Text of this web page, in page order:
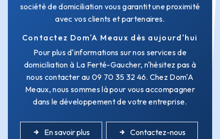
société de domiciliation vous garantit une proximité
avec vos clients et partenaires.
Contactez Dom'A Meaux dès aujourd'hui
Pour plus d'informations sur nos services de
domiciliation à La Ferté-Gaucher, n'hésitez pas à
nous contacter au 09 70 35 32 46. Chez Dom'A
Meaux, nous sommes là pour vous accompagner
dans le développement de votre entreprise.
En savoir plus Contactez-nous